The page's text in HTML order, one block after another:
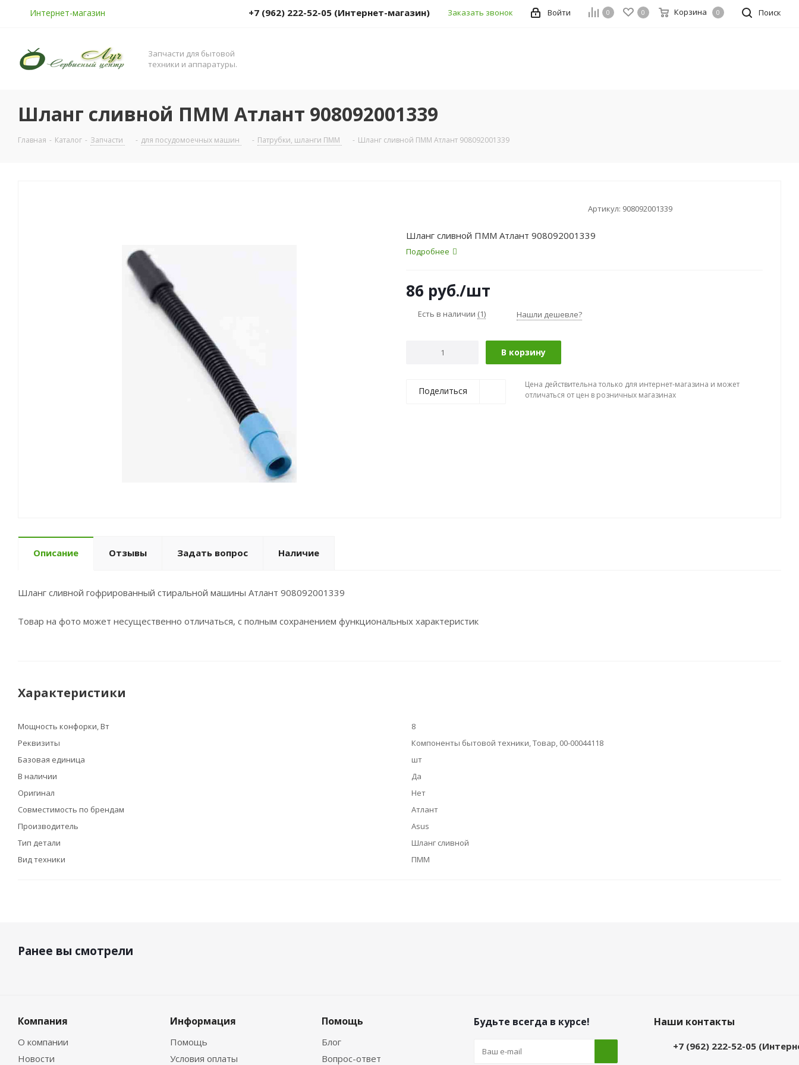
Интернет-магазин Поиск
0 0 Корзина 0
Войти
+7 (962) 222-52-05 (Интернет-магазин) Заказать звонок
Запчасти для бытовой
техники и аппаратуры.
Шланг сливной ПММ Атлант 908092001339
Главная - Каталог - Запчасти - для посудомоечных машин - Патрубки, шланги ПММ - Шланг сливной ПММ Атлант 908092001339
Артикул: 908092001339
Шланг сливной ПММ Атлант 908092001339
Подробнее
86 руб./шт
Есть в наличии (1) Нашли дешевле?
В корзину
Поделиться
Цена действительна только для интернет-магазина и может
отличаться от цен в розничных магазинах
Описание Отзывы Задать вопрос Наличие
Шланг сливной гофрированный стиральной машины Атлант 908092001339
Товар на фото может несущественно отличаться, с полным сохранением функциональных характеристик
Характеристики
Мощность конфорки, Вт
8
Реквизиты
Компоненты бытовой техники, Товар, 00-00044118
Базовая единица
шт
В наличии
Да
Оригинал
Нет
Совместимость по брендам
Атлант
Производитель
Asus
Тип детали
Шланг сливной
Вид техники
ПММ
Ранее вы смотрели
Компания
О компании
Новости
Информация
Помощь
Условия оплаты
Помощь
Блог
Вопрос-ответ
Будьте всегда в курсе! Наши контакты
+7 (962) 222-52-05